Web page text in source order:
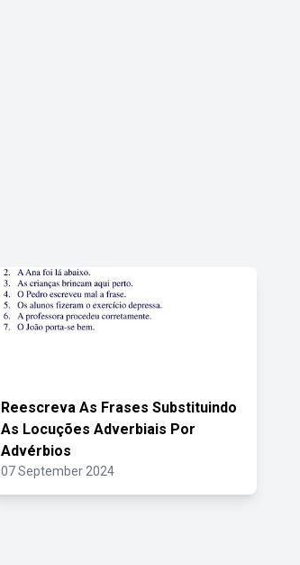
Reescreva As Frases Substituindo
As Locuções Adverbiais Por
Advérbios
07 September 2024